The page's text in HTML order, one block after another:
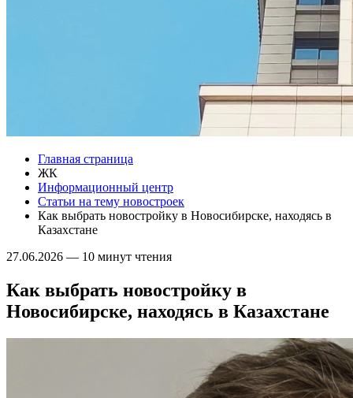
Главная страница
ЖК
Информационный центр
Статьи на тему новостроек
Как выбрать новостройку в Новосибирске, находясь в
Казахстане
27.06.2026 — 10 минут чтения
Как выбрать новостройку в
Новосибирске, находясь в Казахстане